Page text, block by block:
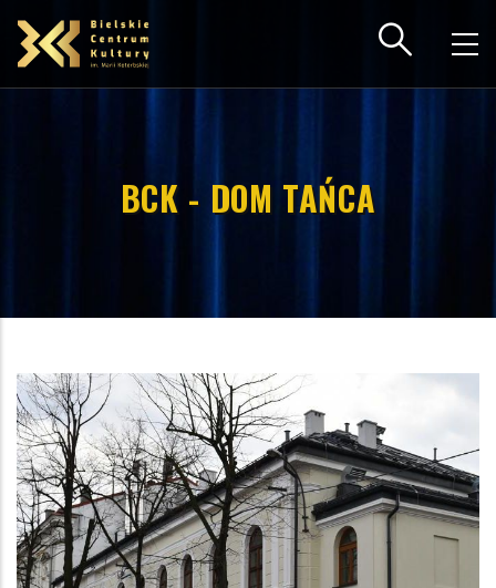
treści
BCK - DOM TAŃCA